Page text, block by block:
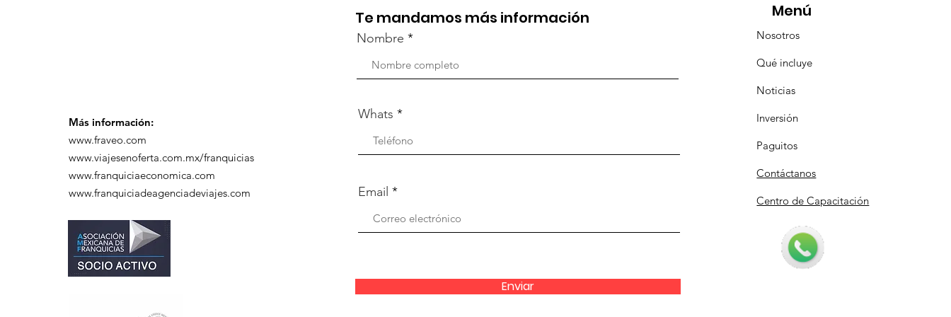
Más información:
www.fraveo.com
www.viajesenoferta.com.mx/franquicias
www.franquiciaeconomica.com
www.franquiciadeagenciadeviajes.com
Te mandamos más información
Nombre
Whats
Email
Enviar
Menú
Nosotros
Qué incluye
Noticias
Inversión
Paguitos
Contáctanos
Centro de Capacitación